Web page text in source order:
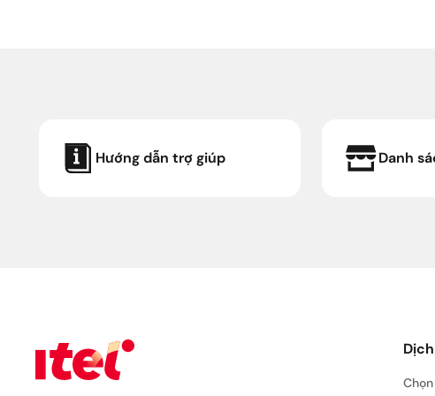
Website chính thức của Công ty Cổ phần
Địa chỉ: B018, Tháp The Manor, Phường Từ
Liêm, Thành phố Hà Nội, Việt Nam